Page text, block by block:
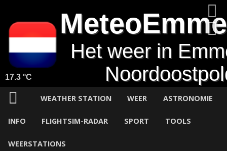
17.3 °C
Het weer in
WEATHER STATION WEER ASTRONOMIE
INFO FLIGHTSIM-RADAR SPORT TOOLS
WEERSTATIONS